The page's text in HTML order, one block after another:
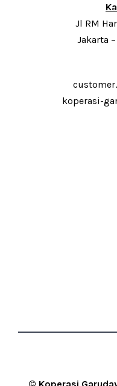
Jl RM
Jakarta
koperasi-